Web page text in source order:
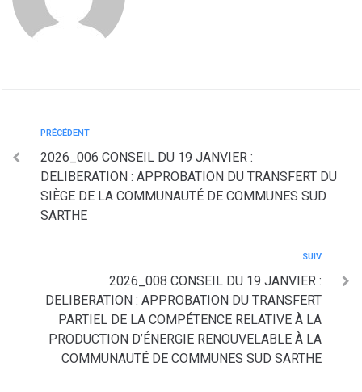
PRÉCÉDENT
2026_006 CONSEIL DU 19 JANVIER :
DELIBERATION : APPROBATION DU TRANSFERT DU
SIÈGE DE LA COMMUNAUTÉ DE COMMUNES SUD
SARTHE
SUIV
2026_008 CONSEIL DU 19 JANVIER :
DELIBERATION : APPROBATION DU TRANSFERT
PARTIEL DE LA COMPÉTENCE RELATIVE À LA
PRODUCTION D’ÉNERGIE RENOUVELABLE À LA
COMMUNAUTÉ DE COMMUNES SUD SARTHE